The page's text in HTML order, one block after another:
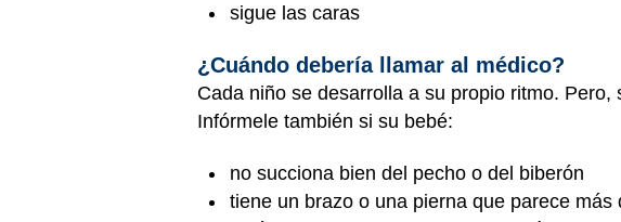
sigue las caras
¿Cuándo debería llamar al médico?
Cada niño se desarrolla a su propio ritmo.
Infórmele también si su bebé:
no succiona bien del pecho o del biberón
tiene un brazo o una pierna que parece más